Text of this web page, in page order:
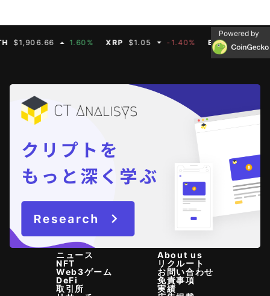
1.60% XRP $1.05 -1.40% BNB $592.50 -
Powered by
ニュース
NFT
Web3ゲーム
DeFi
取引所
About us
リクルート
お問い合わせ
免責事項
実績